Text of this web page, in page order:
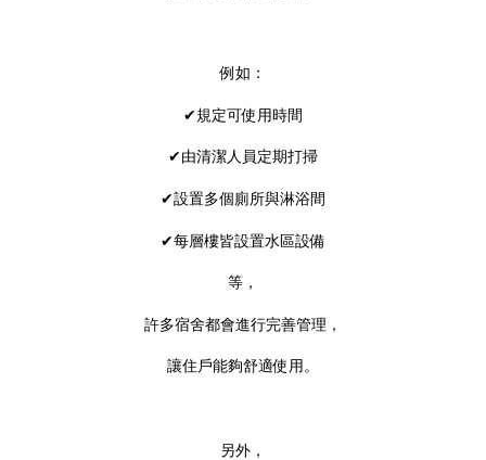
例如：
✔規定可使用時間
✔由清潔人員定期打掃
✔設置多個廁所與淋浴間
✔每層樓皆設置水區設備
等，
許多宿舍都會進行完善管理，
讓住戶能夠舒適使用。
另外，